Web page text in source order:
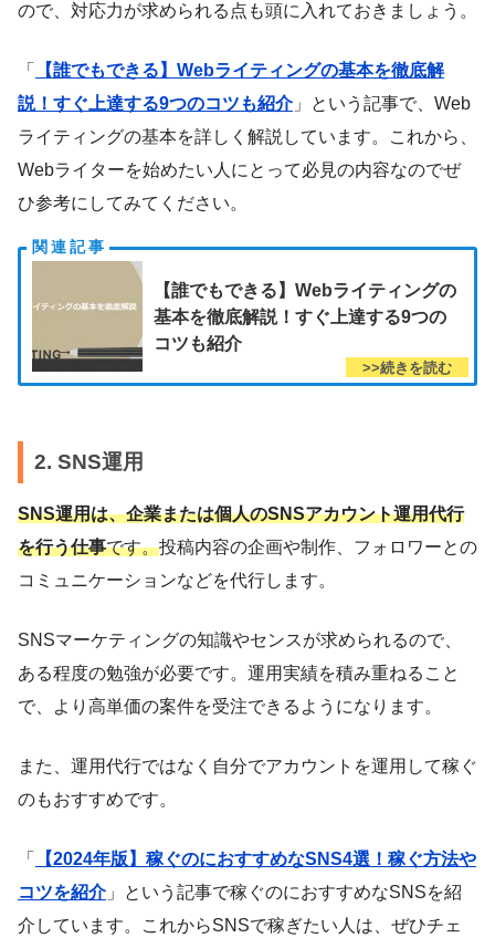
ので、対応力が求められる点も頭に入れておきましょう。
「
【誰でもできる】Webライティングの基本を徹底解
説！すぐ上達する9つのコツも紹介」という記事で、Web
ライティングの基本を詳しく解説しています。これから、
Webライターを始めたい人にとって必見の内容なのでぜ
ひ参考にしてみてください。
【誰でもできる】Webライティングの
基本を徹底解説！すぐ上達する9つの
コツも紹介
2. SNS運用
SNS運用は、企業または個人のSNSアカウント運用代行
を行う仕事です。投稿内容の企画や制作、フォロワーとの
コミュニケーションなどを代行します。
SNSマーケティングの知識やセンスが求められるので、
ある程度の勉強が必要です。運用実績を積み重ねること
で、より高単価の案件を受注できるようになります。
また、運用代行ではなく自分でアカウントを運用して稼ぐ
のもおすすめです。
「
【2024年版】稼ぐのにおすすめなSNS4選！稼ぐ方法や
コツを紹介」という記事で稼ぐのにおすすめなSNSを紹
介しています。これからSNSで稼ぎたい人は、ぜひチェ